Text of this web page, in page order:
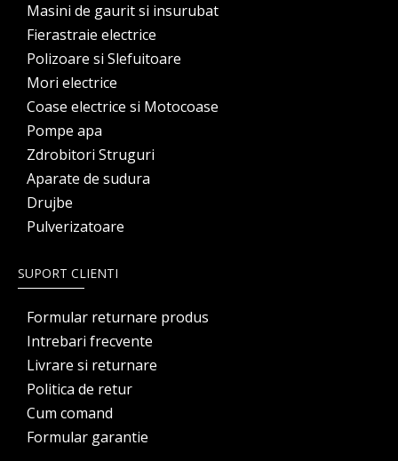
Masini de gaurit si insurubat
Fierastraie electrice
Polizoare si Slefuitoare
Mori electrice
Coase electrice si Motocoase
Pompe apa
Zdrobitori Struguri
Aparate de sudura
Drujbe
Pulverizatoare
SUPORT CLIENTI
Formular returnare produs
Intrebari frecvente
Livrare si returnare
Politica de retur
Cum comand
Formular garantie